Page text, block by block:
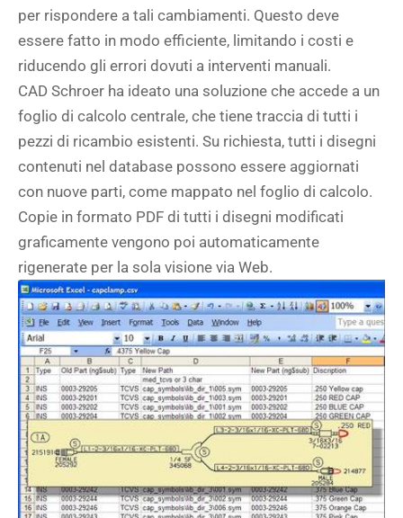
per rispondere a tali cambiamenti. Questo deve
essere fatto in modo efficiente, limitando i costi e
riducendo gli errori dovuti a interventi manuali.
CAD Schroer ha ideato una soluzione che accede a un
foglio di calcolo centrale, che tiene traccia di tutti i
pezzi di ricambio esistenti. Su richiesta, tutti i disegni
contenuti nel database possono essere aggiornati
con nuove parti, come mappato nel foglio di calcolo.
Copie in formato PDF di tutti i disegni modificati
graficamente vengono poi automaticamente
rigenerate per la sola visione via Web.